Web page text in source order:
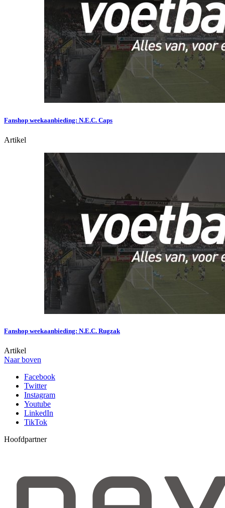
Fanshop weekaanbieding: N.E.C. Caps
Artikel
Fanshop weekaanbieding: N.E.C. Rugzak
Artikel
Naar boven
Facebook
Twitter
Instagram
Youtube
LinkedIn
TikTok
Hoofdpartner